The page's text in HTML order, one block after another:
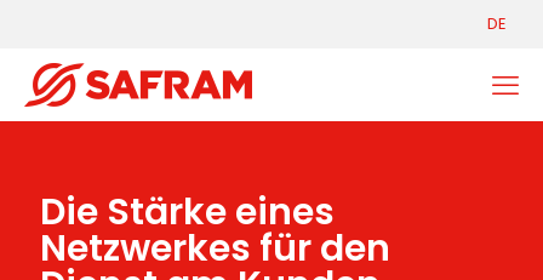
DE
Die Stärke eines
Netzwerkes für den